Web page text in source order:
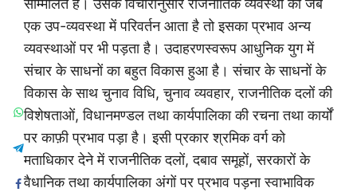
सम्मिलित हैं। उसके विचारानुसार राजनीतिक व्यवस्था की जब
एक उप-व्यवस्था में परिवर्तन आता है तो इसका प्रभाव अन्य
व्यवस्थाओं पर भी पड़ता है। उदाहरणस्वरूप आधुनिक युग में
संचार के साधनों का बहुत विकास हुआ है। संचार के साधनों के
विकास के साथ चुनाव विधि, चुनाव व्यवहार, राजनीतिक दलों की
विशेषताओं, विधानमण्डल तथा कार्यपालिका की रचना तथा कार्यों
पर काफ़ी प्रभाव पड़ा है। इसी प्रकार श्रमिक वर्ग को
मताधिकार देने में राजनीतिक दलों, दबाव समूहों, सरकारों के
वैधानिक तथा कार्यपालिका अंगों पर प्रभाव पड़ना स्वाभाविक